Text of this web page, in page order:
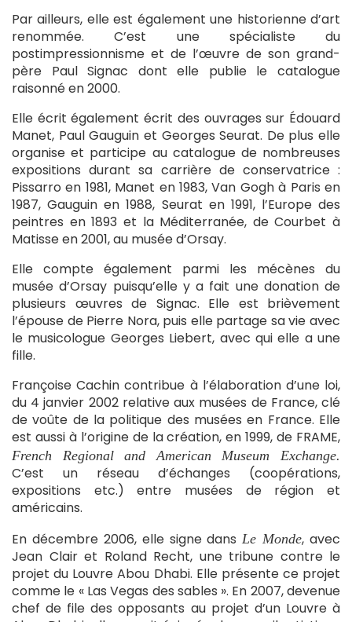
Par ailleurs, elle est également une historienne d’art
renommée. C’est une spécialiste du
postimpressionnisme et de l’œuvre de son grand-
père Paul Signac dont elle publie le catalogue
raisonné en 2000.
Elle écrit également écrit des ouvrages sur Édouard
Manet, Paul Gauguin et Georges Seurat. De plus elle
organise et participe au catalogue de nombreuses
expositions durant sa carrière de conservatrice :
Pissarro en 1981, Manet en 1983, Van Gogh à Paris en
1987, Gauguin en 1988, Seurat en 1991, l’Europe des
peintres en 1893 et la Méditerranée, de Courbet à
Matisse en 2001, au musée d’Orsay.
Elle compte également parmi les mécènes du
musée d’Orsay puisqu’elle y a fait une donation de
plusieurs œuvres de Signac. Elle est brièvement
l’épouse de Pierre Nora, puis elle partage sa vie avec
le musicologue Georges Liebert, avec qui elle a une
fille.
Françoise Cachin contribue à l’élaboration d’une loi,
du 4 janvier 2002 relative aux musées de France, clé
de voûte de la politique des musées en France. Elle
est aussi à l’origine de la création, en 1999, de FRAME,
French Regional and American Museum Exchange.
C’est un réseau d’échanges (coopérations,
expositions etc.) entre musées de région et
américains.
En décembre 2006, elle signe dansLe Monde, avec
Jean Clair et Roland Recht, une tribune contre le
projet du Louvre Abou Dhabi. Elle présente ce projet
comme le « Las Vegas des sables ». En 2007, devenue
chef de file des opposants au projet d’un Louvre à